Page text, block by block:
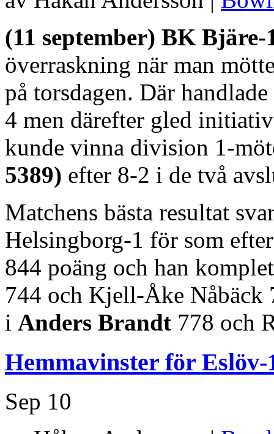
(11 september) BK
överraskning när man
på torsdagen. Där
4 men därefter gled
kunde vinna division 1-
5389) efter 8-2 i de två
Matchens bästa resultat
Helsingborg-1 för som
844 poäng och han
744 och Kjell-Åke Nåbäck
i Anders Brandt 778 och
Hemmavinster för
Sep 10